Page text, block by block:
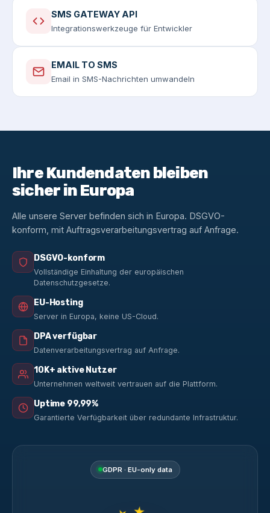
SMS GATEWAY API
Integrationswerkzeuge für Entwickler
EMAIL TO SMS
Email in SMS-Nachrichten umwandeln
Ihre Kundendaten bleiben
sicher in Europa
Alle unsere Server befinden sich in Europa. DSGVO-
konform, mit Auftragsverarbeitungsvertrag auf Anfrage.
DSGVO-konform
Vollständige Einhaltung der europäischen
Datenschutzgesetze.
EU-Hosting
Server in Europa, keine US-Cloud.
DPA verfügbar
Datenverarbeitungsvertrag auf Anfrage.
10K+ aktive Nutzer
Unternehmen weltweit vertrauen auf die Plattform.
Uptime 99,99%
Garantierte Verfügbarkeit über redundante Infrastruktur.
GDPR · EU-only data